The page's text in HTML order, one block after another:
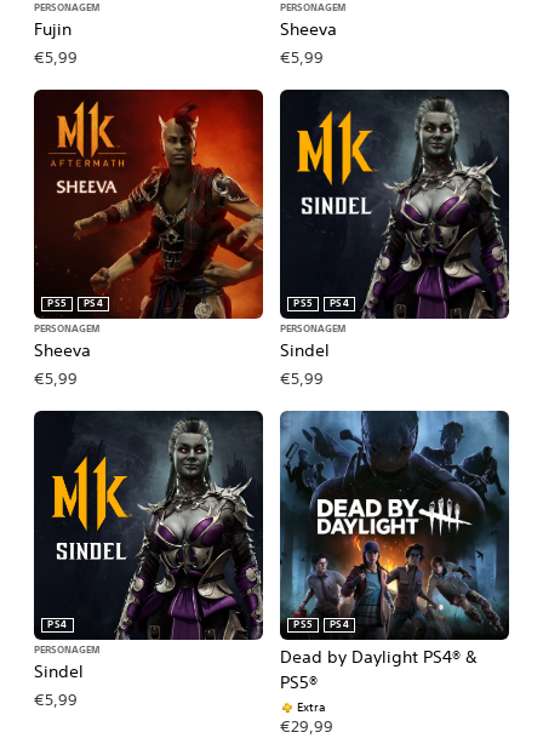
Fujin
PERSONAGEM
€5,99
Sheeva
PERSONAGEM
€5,99
Sheeva
PS5
PS4
PERSONAGEM
€5,99
Sindel
PS5
PS4
PERSONAGEM
€5,99
Sindel
PS4
PERSONAGEM
€5,99
Dead by Daylight PS4® &
PS5®
PS5 PS4
Extra
€29,99